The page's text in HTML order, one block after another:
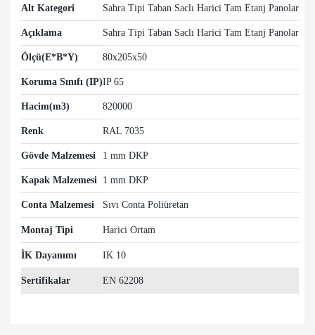
Alt Kategori Sahra Tipi Taban Saclı Harici Tam Etanj Panolar
Açıklama Sahra Tipi Taban Saclı Harici Tam Etanj Panolar
Ölçü(E*B*Y) 80x205x50
Koruma Sınıfı (IP)IP 65
Hacim(m3) 820000
Renk RAL 7035
Gövde Malzemesi 1 mm DKP
Kapak Malzemesi 1 mm DKP
Conta Malzemesi Sıvı Conta Poliüretan
Montaj Tipi Harici Ortam
İK Dayanımı IK 10
Sertifikalar EN 62208